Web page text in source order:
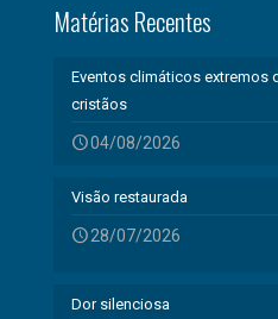
Matérias Recentes
Eventos climáticos extremos
cristãos
04/08/2026
Visão restaurada
28/07/2026
Dor silenciosa